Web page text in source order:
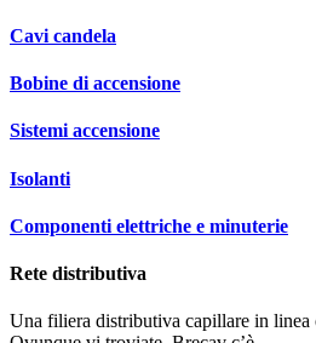
Cavi candela
Bobine di accensione
Sistemi accensione
Isolanti
Componenti elettriche e minuterie
Rete distributiva
Una filiera distributiva capillare in linea